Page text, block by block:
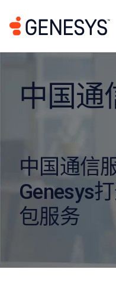
中国通
中国通信
Genesys
包服务